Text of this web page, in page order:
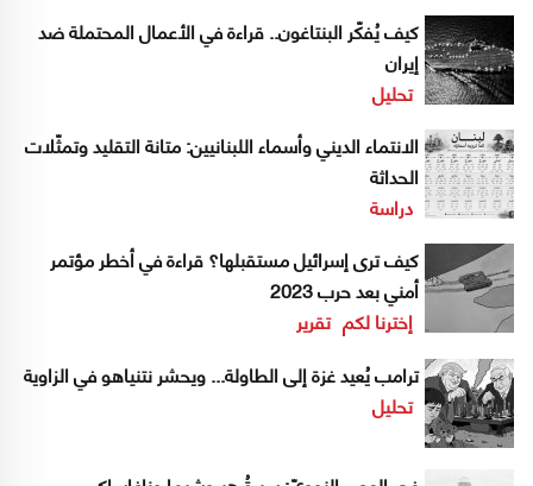
كيف يُفكّر البنتاغون.. قراءة في الأعمال المحتملة ضد
إيران
تحليل
الانتماء الديني وأسماء اللبنانيين: متانة التقليد وتمثّلات
الحداثة
دراسة
كيف ترى إسرائيل مستقبلها؟ قراءة في أخطر مؤتمر
أمني بعد حرب 2023
إخترنا لكم تقرير
ترامب يُعيد غزة إلى الطاولة... ويحشر نتنياهو في الزاوية
تحليل